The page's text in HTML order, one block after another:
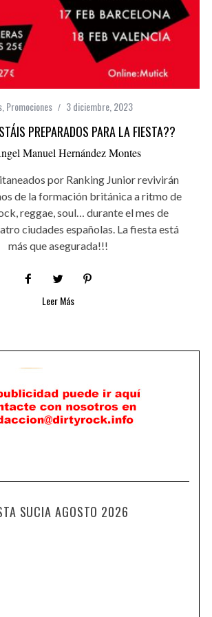
Promociones 3 diciembre, 2023
PREPARADOS PARA LA FIESTA??
Manuel Hernández Montes
por Ranking Junior revivirán
de la formación británica a ritmo de
reggae, soul… durante el mes de
ciudades españolas. La fiesta está
más que asegurada!!!
Leer Más
SUCIA AGOSTO 2026